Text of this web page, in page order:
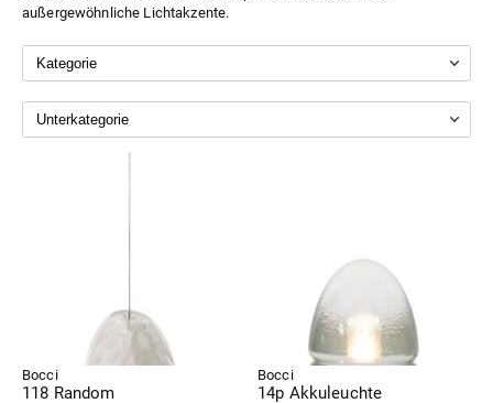
außergewöhnliche Lichtakzente.
Bocci
118 Random
Bocci
14p Akkuleuchte